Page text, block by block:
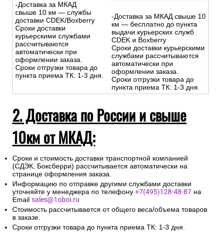
-Доставка за МКАД
свыше 10 км — службы
доставки CDEK/Boxberry
Сроки доставки
курьерскими службами
рассчитываются
автоматически при
оформлении заказа.
Сроки отгрузки товара до
пункта приема ТК: 1-3 дня.
-Доставка за МКАД свыше 10
км — бесплатно до пункта
выдачи курьерских служб
CDEK и Boxberry
Сроки доставки курьерскими
службами рассчитываются
автоматически при
оформлении заказа.
Сроки отгрузки товара до
пункта приема ТК: 1-3 дня.
2. Доставка по России и свыше
10км от МКАД:
Сроки и стоимость доставки транспортной компанией
(СДЭК, Боксберри) рассчитывается автоматически на
странице оформления заказа.
Информацию по отправке другими службами доставки
уточняйте у менеджера по телефону +7(495)128-48-87 на
Email sales@1oboi.ru
Стоимость рассчитывается от общего веса/объема товаров
в заказе.
Сроки отгрузки товара до пункта приема ТК: 1-3 дня.